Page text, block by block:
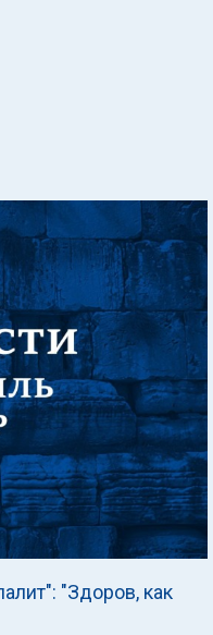
"Здоров, как